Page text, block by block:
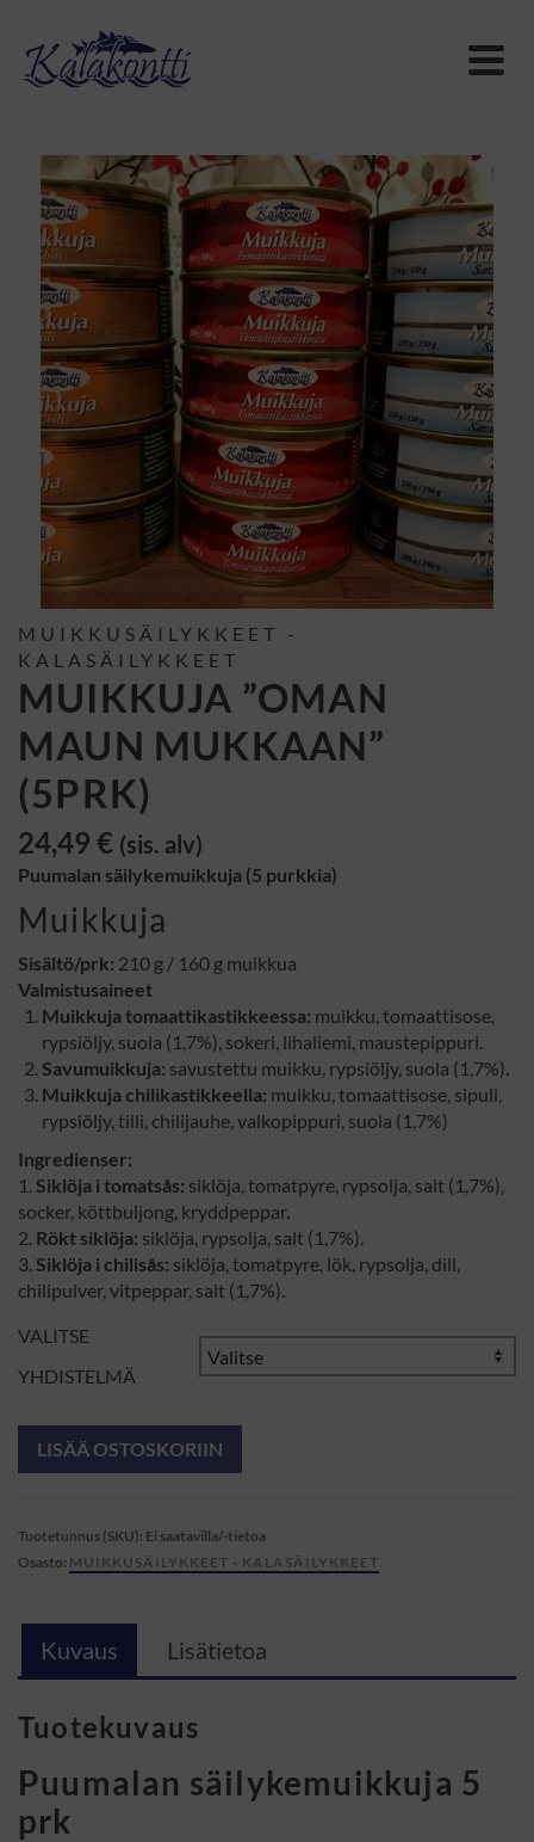
MUIKKUSÄILYKKEET -
KALASÄILYKKEET
MUIKKUJA ”OMAN
MAUN MUKKAAN”
(5PRK)
24,49 € (sis. alv)
Puumalan säilykemuikkuja (5 purkkia)
Muikkuja
Sisältö/prk: 210 g / 160 g muikkua
Valmistusaineet
Muikkuja tomaattikastikkeessa: muikku, tomaattisose,
rypsiöljy, suola (1,7%), sokeri, lihaliemi, maustepippuri.
Savumuikkuja: savustettu muikku, rypsiöljy, suola (1,7%).
Muikkuja chilikastikkeella: muikku, tomaattisose, sipuli,
rypsiöljy, tilli, chilijauhe, valkopippuri, suola (1,7%)
Ingredienser:
1.Siklöja i tomatsås: siklöja, tomatpyre, rypsolja, salt (1,7%),
socker, köttbuljong, kryddpeppar.
2. Rökt siklöja: siklöja, rypsolja, salt (1,7%).
3.Siklöja i chilisås: siklöja, tomatpyre, lök, rypsolja, dill,
chilipulver, vitpeppar, salt (1,7%).
VALITSE
YHDISTELMÄ
LISÄÄ OSTOSKORIIN
Tuotetunnus (SKU): Ei saatavilla/-tietoa
Osasto: MUIKKUSÄILYKKEET - KALASÄILYKKEET
Kuvaus Lisätietoa
Tuotekuvaus
Puumalan säilykemuikkuja 5
prk